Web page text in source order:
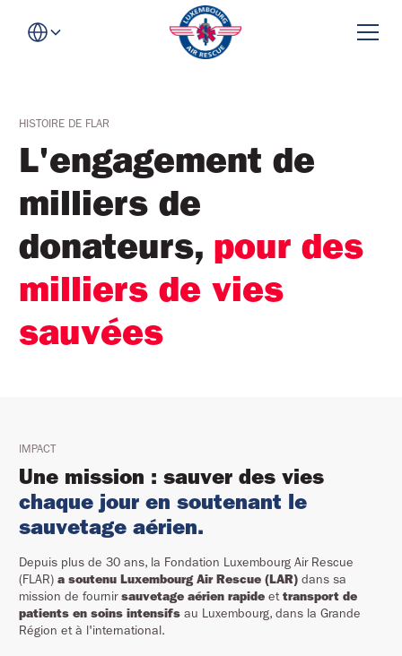
HISTOIRE DE FLAR
L'engagement de
milliers de
donateurs, pour des
milliers de vies
sauvées
IMPACT
Une mission : sauver des vies
chaque jour en soutenant le
sauvetage aérien.
Depuis plus de 30 ans, la Fondation Luxembourg Air Rescue
(FLAR) a soutenu Luxembourg Air Rescue (LAR)dans sa
mission de fournirsauvetage aérien rapideettransport de
patients en soins intensifsau Luxembourg, dans la Grande
Région et à l'international.